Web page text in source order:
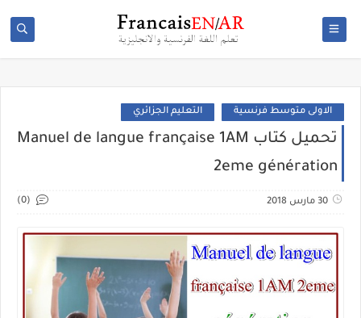
الاولى متوسط فرنسية التعليم الجزائري
تحميل كتاب Manuel de langue française 1AM
2eme génération
30 مارس 2018 (0)